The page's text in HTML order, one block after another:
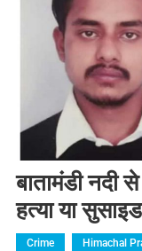
बातामंडी नदी
हत्या या
Crime Himachal